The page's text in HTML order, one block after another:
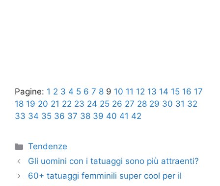
Pagine: 1 2 3 4 5 6 7 8 9 10 11 12 13 14 15 16 17
18 19 20 21 22 23 24 25 26 27 28 29 30 31 32
33 34 35 36 37 38 39 40 41 42
Categorie
Tendenze
Gli uomini con i tatuaggi sono più attraenti?
60+ tatuaggi femminili super cool per il